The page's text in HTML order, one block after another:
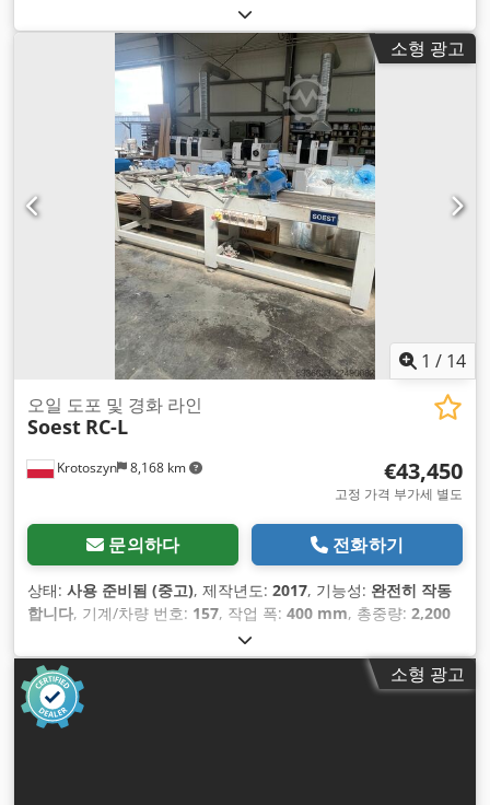
소형 광고
1 / 14
Krotoszyn 8,168 km
오일 도포 및 경화 라인
Soest RC-L
€43,450
고정 가격 부가세 별도
문의하다 전화하기
상태: 사용 준비됨 (중고), 제작년도: 2017, 기능성: 완전히 작동
합니다, 기계/차량 번호: 157, 작업 폭: 400 mm, 총중량: 2,200
소형 광고